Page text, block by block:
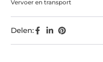
Vervoer en transport
Delen: